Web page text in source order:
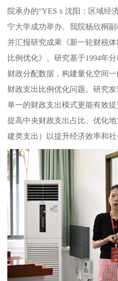
院承办的“YES x 沈阳：区域经
宁大学成功举办。我院杨欣桐
并汇报研究成果《新一轮财税
比例优化》。研究基于1994年
财政分配数据，构建量化空间
财政支出比例优化问题。研究
单一的财政支出模式更能有效
提高中央财政支出占比、优化
建类支出）以提升经济效率和社